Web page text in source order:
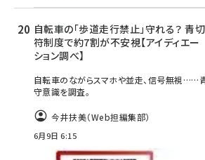
自転車の「歩道走行禁止」守れる？ 青切
符制度で約7割が不安視【アイディエー
ション調べ】
自転車のながらスマホや並走、信号無視……
守意識を調査。
今井扶美（Web担編集部）
6月9日 6:15